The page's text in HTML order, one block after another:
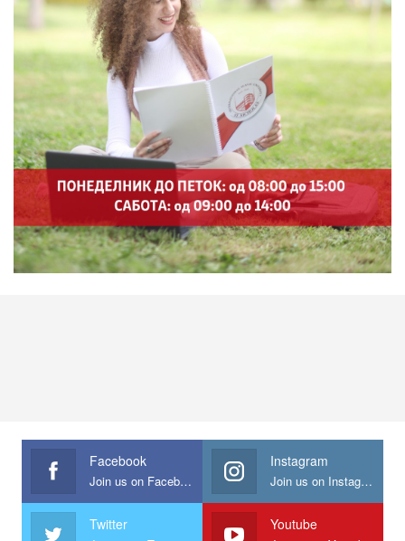
Facebook
Join us on Facebook
Instagram
Join us on Instagram
Twitter Youtube